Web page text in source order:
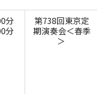
東京定期
分
分
第738回東京定
期演奏会＜春季
＞